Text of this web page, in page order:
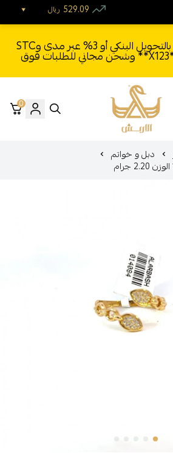
خصم يصل إلى 7.5% بالتحويل البنكي أو 3% عبر مدى وSTC
Pay + خصم بكود **X123** وشحن مجاني للطلبات فوق
الأربش للذهب
0
دبل و خواتم
ريال 529.09